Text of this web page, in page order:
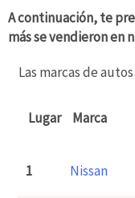
A continuación, te
más se vendieron en
Las marcas de
Lugar Marca
1 Nissan